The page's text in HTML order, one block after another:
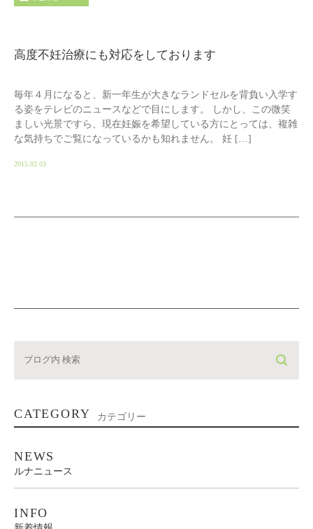
高度不妊治療にも対応をしております
毎年４月になると、新一年生が大きなランドセルを背負い入学す
る姿をテレビのニュースなどで目にします。 しかし、この微笑
ましい光景ですら、現在妊娠を希望している方にとっては、複雑
な気持ちでご覧になっているかも知れません。 妊 […]
2015.02.03
CATEGORY カテゴリー
NEWS
ルナニュース
INFO